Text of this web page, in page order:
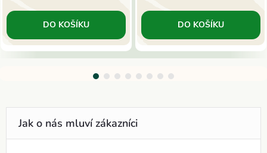
DO KOŠÍKU DO KOŠÍKU